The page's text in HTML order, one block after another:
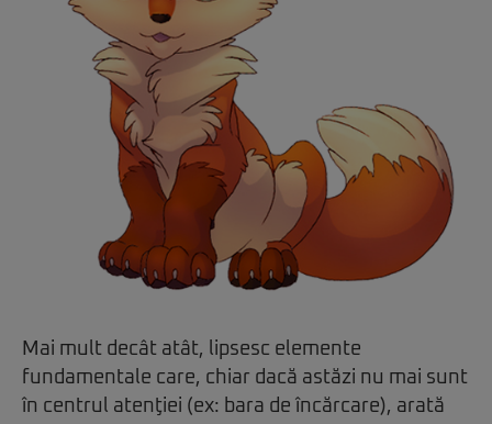
Mai mult decât atât, lipsesc elemente
fundamentale care, chiar dacă astăzi nu mai sunt
în centrul atenţiei (ex: bara de încărcare), arată